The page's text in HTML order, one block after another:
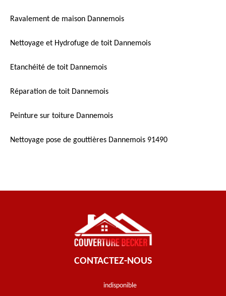
Ravalement de maison Dannemois
Nettoyage et Hydrofuge de toit Dannemois
Etanchéité de toit Dannemois
Réparation de toit Dannemois
Peinture sur toiture Dannemois
Nettoyage pose de gouttières Dannemois 91490
CONTACTEZ-NOUS
indisponible